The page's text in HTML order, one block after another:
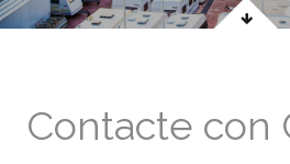
Contacte con